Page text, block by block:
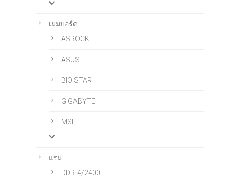
เมมบอร์ด
ASROCK
ASUS
BIO STAR
GIGABYTE
MSI
แรม
DDR-4/2400